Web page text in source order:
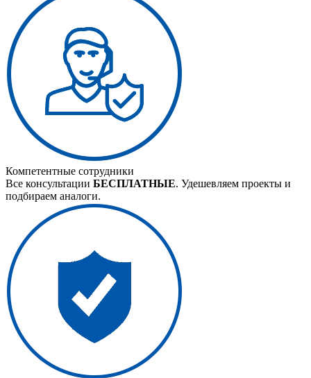
Компетентные сотрудники
Все консультации БЕСПЛАТНЫЕ. Удешевляем проекты и
подбираем аналоги.